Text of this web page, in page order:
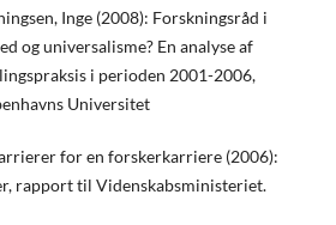
Inge (2008): Forskningsråd i
og universalisme? En analyse af
i perioden 2001-2006,
Universitet
for en forskerkarriere (2006):
rapport til Videnskabsministeriet.